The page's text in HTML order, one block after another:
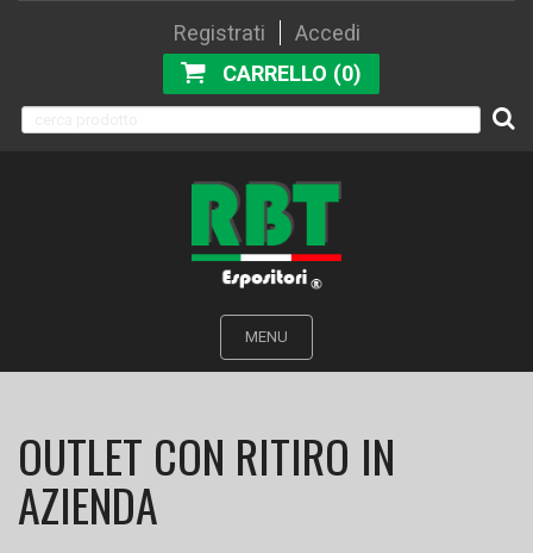
Registrati
Accedi
CARRELLO (0)
MENU
OUTLET CON RITIRO IN
AZIENDA